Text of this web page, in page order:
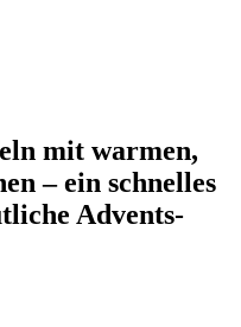
mit warmen,
– ein schnelles
Advents-